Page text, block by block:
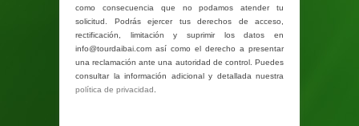
como consecuencia que no podamos atender tu
solicitud. Podrás ejercer tus derechos de acceso,
rectificación, limitación y suprimir los datos en
info@tourdaibai.com así como el derecho a presentar
una reclamación ante una autoridad de control. Puedes
consultar la información adicional y detallada nuestra
política de privacidad